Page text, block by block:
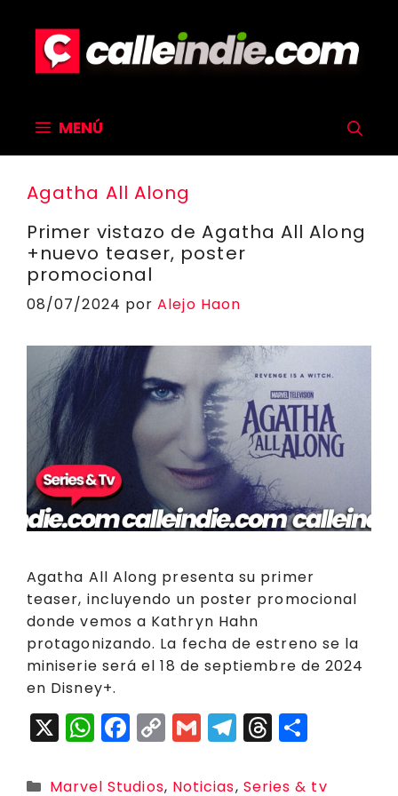
contenido
MENÚ
Agatha All Along
Primer vistazo de Agatha All Along
+nuevo teaser, poster
promocional
08/07/2024 porAlejo Haon
Agatha All Along presenta su primer
teaser, incluyendo un poster promocional
donde vemos a Kathryn Hahn
protagonizando. La fecha de estreno se la
miniserie será el 18 de septiembre de 2024
en Disney+.
X W
h
a
F
a
c
C
o
p
G
m
ai
T
el
e
T
h
r m
Categorías
Marvel Studios, Noticias, Series & tv